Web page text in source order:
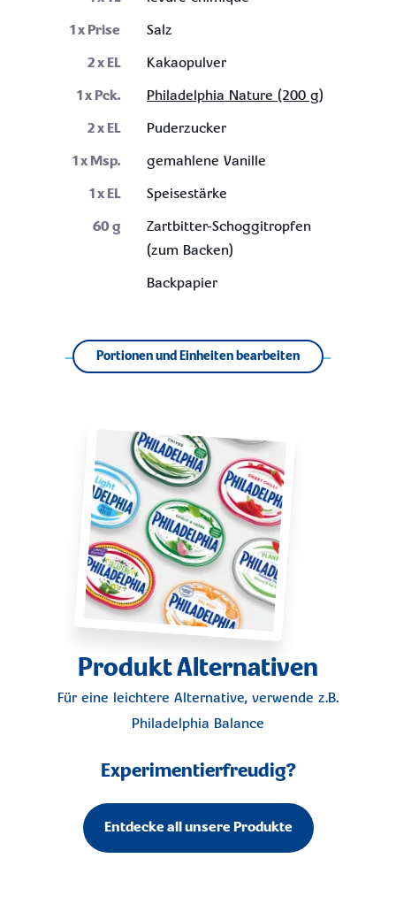
1x Prise
Salz
2x EL
Kakaopulver
1x Pck.
Philadelphia Nature (200 g)
2x EL
Puderzucker
1x Msp.
gemahlene Vanille
1x EL
Speisestärke
60g
Zartbitter-Schoggitropfen
(zum Backen)
Backpapier
Portionen und Einheiten bearbeiten
Produkt Alternativen
Für eine leichtere Alternative, verwende z.B.
Philadelphia Balance
Experimentierfreudig?
Entdecke all unsere Produkte